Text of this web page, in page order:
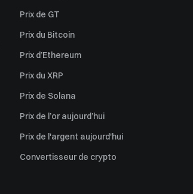
Prix de GT
Prix du Bitcoin
Prix d’Ethereum
Prix du XRP
Prix de Solana
Prix de l’or aujourd’hui
Prix de l'argent aujourd'hui
Convertisseur de crypto